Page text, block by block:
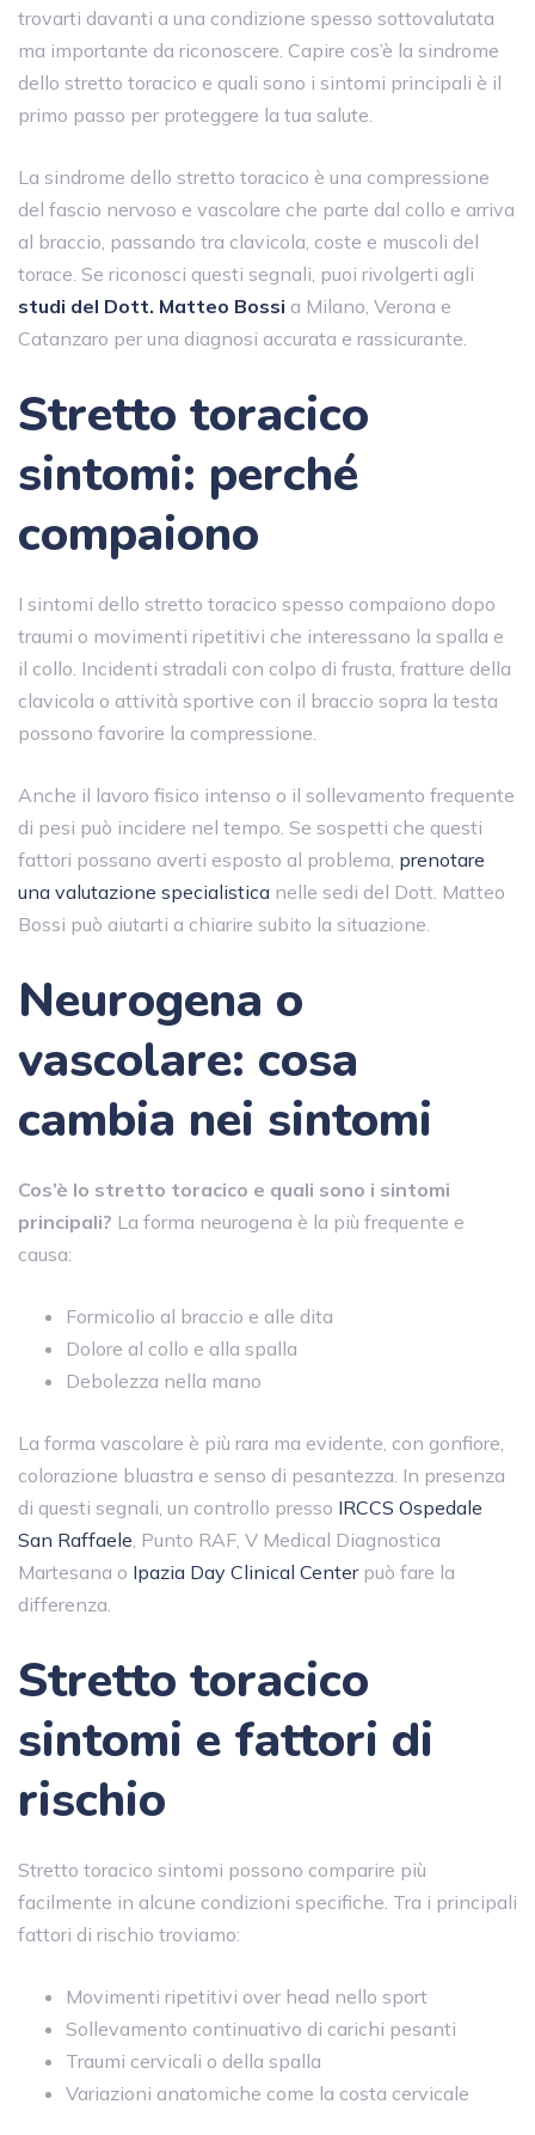
trovarti davanti a una condizione spesso sottovalutata
ma importante da riconoscere. Capire cos’è la sindrome
dello stretto toracico e quali sono i sintomi principali è il
primo passo per proteggere la tua salute.
La sindrome dello stretto toracico è una compressione
del fascio nervoso e vascolare che parte dal collo e arriva
al braccio, passando tra clavicola, coste e muscoli del
torace. Se riconosci questi segnali, puoi rivolgerti agli
studi del Dott. Matteo Bossi a Milano, Verona e
Catanzaro per una diagnosi accurata e rassicurante.
Stretto toracico
sintomi: perché
compaiono
I sintomi dello stretto toracico spesso compaiono dopo
traumi o movimenti ripetitivi che interessano la spalla e
il collo. Incidenti stradali con colpo di frusta, fratture della
clavicola o attività sportive con il braccio sopra la testa
possono favorire la compressione.
Anche il lavoro fisico intenso o il sollevamento frequente
di pesi può incidere nel tempo. Se sospetti che questi
fattori possano averti esposto al problema, prenotare
una valutazione specialistica nelle sedi del Dott. Matteo
Bossi può aiutarti a chiarire subito la situazione.
Neurogena o
vascolare: cosa
cambia nei sintomi
Cos’è lo stretto toracico e quali sono i sintomi
principali? La forma neurogena è la più frequente e
causa:
Formicolio al braccio e alle dita
Dolore al collo e alla spalla
Debolezza nella mano
La forma vascolare è più rara ma evidente, con gonfiore,
colorazione bluastra e senso di pesantezza. In presenza
di questi segnali, un controllo presso IRCCS Ospedale
San Raffaele, Punto RAF, V Medical Diagnostica
Martesana o Ipazia Day Clinical Centerpuò fare la
differenza.
Stretto toracico
sintomi e fattori di
rischio
Stretto toracico sintomi possono comparire più
facilmente in alcune condizioni specifiche. Tra i principali
fattori di rischio troviamo:
Movimenti ripetitivi over head nello sport
Sollevamento continuativo di carichi pesanti
Traumi cervicali o della spalla
Variazioni anatomiche come la costa cervicale